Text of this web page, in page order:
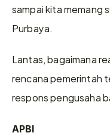
sampai kita memang
Purbaya.
Lantas, bagaimana
rencana pemerintah
respons pengusaha
APBI